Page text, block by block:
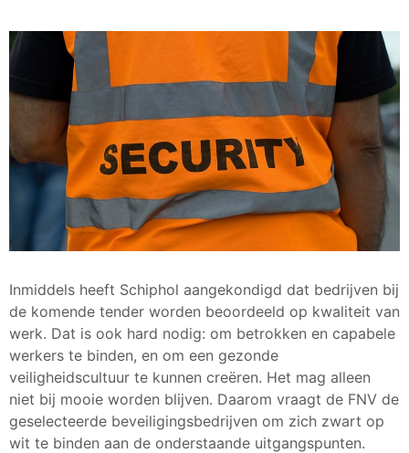
Inmiddels heeft Schiphol aangekondigd dat bedrijven bij
de komende tender worden beoordeeld op kwaliteit van
werk. Dat is ook hard nodig: om betrokken en capabele
werkers te binden, en om een gezonde
veiligheidscultuur te kunnen creëren. Het mag alleen
niet bij mooie worden blijven. Daarom vraagt de FNV de
geselecteerde beveiligingsbedrijven om zich zwart op
wit te binden aan de onderstaande uitgangspunten.